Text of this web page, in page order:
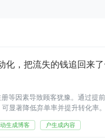
化，把流失的钱追回来
等因素导致顾客犹豫。通过提
显著降低弃单率并提升转化率。
生成博客 户生成内容